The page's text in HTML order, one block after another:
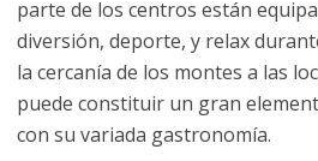
parte de los centros están
diversión, deporte, y relax
la cercanía de los montes a las
puede constituir un gran
con su variada gastronomía.